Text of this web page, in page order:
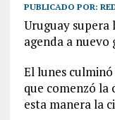
PUBLICADO POR:
Uruguay supera
agenda a nuevo
El lunes
que comenzó la
esta manera la